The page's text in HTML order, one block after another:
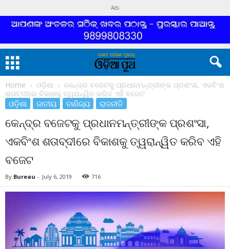
Ads
Home ଓଡ଼ିଶା
କେନ୍ଦ୍ର ବଜେଟକୁ ପ୍ରଧାନମନ୍ତ୍ରୀଙ୍କ ପ୍ରଶଂସା, ଏକବିଂଶ
ଶତାବ୍ଦୀରେ ବିକାଶକୁ ତ୍ୱରାନ୍ୱିତ କରିବ ଏହି ବଜେଟ
ଓଡ଼ିଶା ଜାତୀୟ ବାଣିଜ୍ୟ ରାଜନୀତି
କେନ୍ଦ୍ର ବଜେଟକୁ ପ୍ରଧାନମନ୍ତ୍ରୀଙ୍କ ପ୍ରଶଂସା,
ଏକବିଂଶ ଶତାବ୍ଦୀରେ ବିକାଶକୁ ତ୍ୱରାନ୍ୱିତ କରିବ ଏହି
ବଜେଟ
By Bureau - July 6, 2019 716